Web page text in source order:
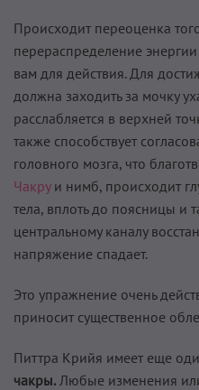
Происходит переоценка
перераспределение
вам для действия. Для
должна заходить за мочку
расслабляется в верхней
также способствует
головного мозга, что
Чакруи нимб, происходит
тела, вплоть до поясницы и
центральному каналу
напряжение спадает.
Это упражнение очень
приносит существенное
Питтра Крийя имеет еще
чакры. Любые изменения